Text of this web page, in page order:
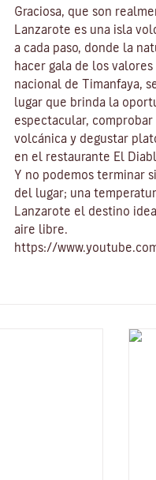
Graciosa , que son
Lanzarote es una isla
a cada paso, donde la
hacer gala de los
nacional de Timanfaya ,
lugar que brinda la
espectacular,
volcánica y degustar
en el restaurante El
Y no podemos terminar
del lugar; una
Lanzarote el destino
aire libre
https://